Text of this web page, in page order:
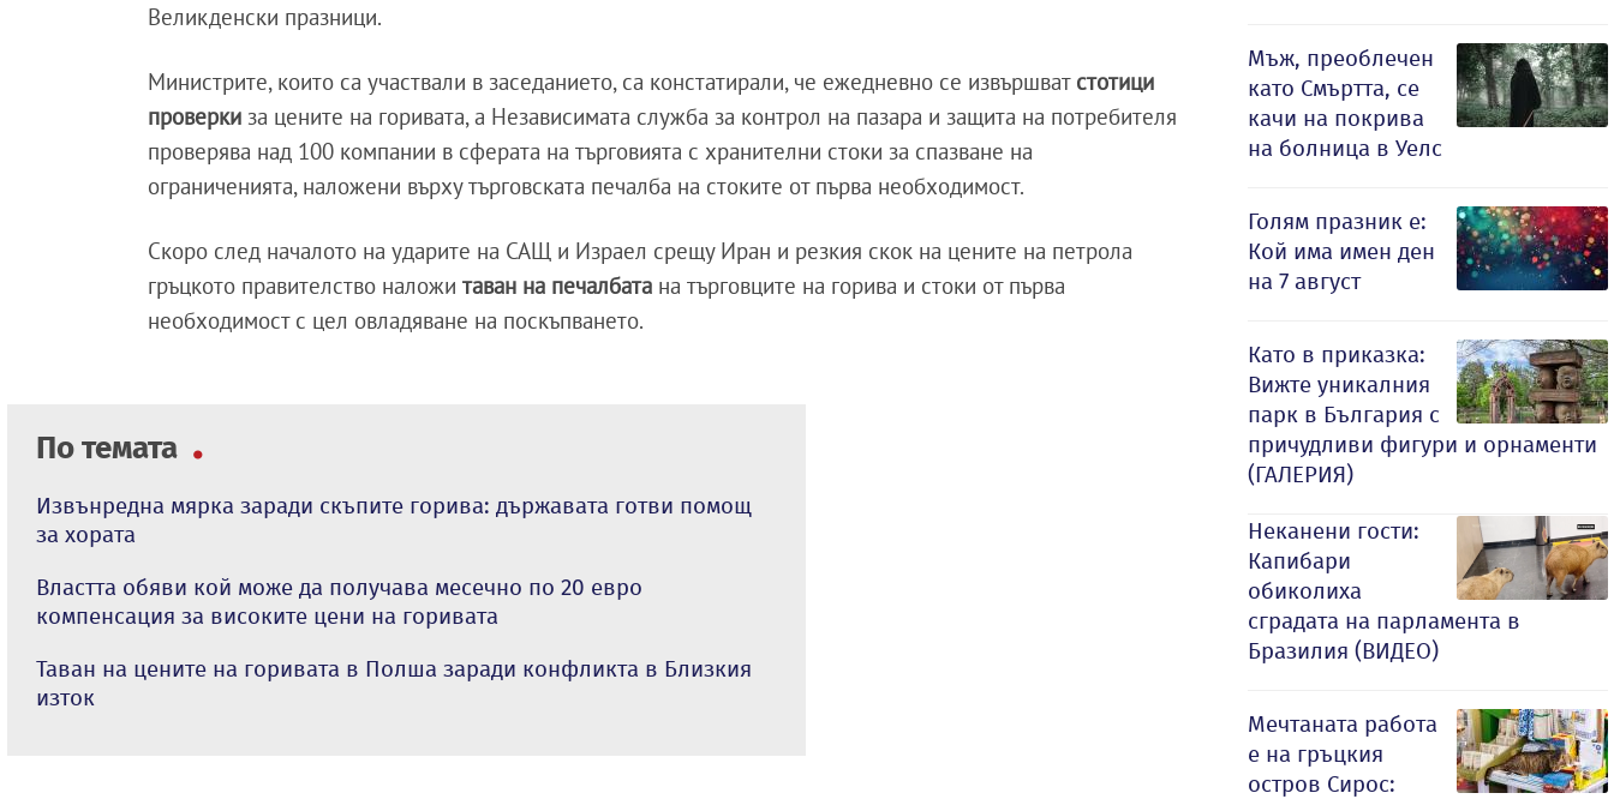
Великденски празници.
Министрите, които са участвали в заседанието, са констатирали, че ежедневно се извършват стотици
проверки за цените на горивата, а Независимата служба за контрол на пазара и защита на потребителя
проверява над 100 компании в сферата на търговията с хранителни стоки за спазване на
ограниченията, наложени върху търговската печалба на стоките от първа необходимост.
Скоро след началото на ударите на САЩ и Израел срещу Иран и резкия скок на цените на петрола
гръцкото правителство наложитаван на печалбата на търговците на горива и стоки от първа
необходимост с цел овладяване на поскъпването.
По темата
Извънредна мярка заради скъпите горива: държавата готви помощ
за хората
Властта обяви кой може да получава месечно по 20 евро
компенсация за високите цени на горивата
Таван на цените на горивата в Полша заради конфликта в Близкия
изток
Мъж, преоблечен
като Смъртта, се
качи на покрива
на болница в Уелс
Голям празник е:
Кой има имен ден
на 7 август
Като в приказка:
Вижте уникалния
парк в България с
причудливи фигури и орнаменти
(ГАЛЕРИЯ)
Неканени гости:
Капибари
обиколиха
сградата на парламента в
Бразилия (ВИДЕО)
Мечтаната работа
е на гръцкия
остров Сирос: